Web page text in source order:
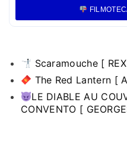
Scaramouche [
The Red Lantern [
LE DIABLE AU
CONVENTO [